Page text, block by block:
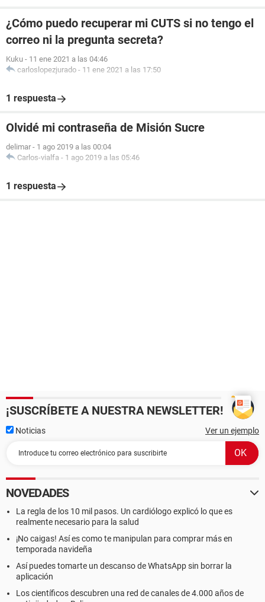
¿Cómo puedo recuperar mi CUTS si no tengo el
correo ni la pregunta secreta?
Kuku - 11 ene 2021 a las 04:46
carloslopezjurado - 11 ene 2021 a las 17:50
1 respuesta
Olvidé mi contraseña de Misión Sucre
delimar - 1 ago 2019 a las 00:04
Carlos-vialfa - 1 ago 2019 a las 05:46
1 respuesta
¡SUSCRÍBETE A NUESTRA NEWSLETTER!
Noticias Ver un ejemplo
NOVEDADES
La regla de los 10 mil pasos. Un cardiólogo explicó lo que es
realmente necesario para la salud
¡No caigas! Así es como te manipulan para comprar más en
temporada navideña
Así puedes tomarte un descanso de WhatsApp sin borrar la
aplicación
Los científicos descubren una red de canales de 4.000 años de